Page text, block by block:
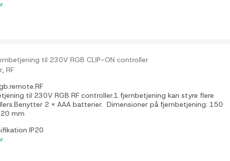
til 230V RGB CLIP-ON controller
RF
til 230V RGB RF controller.1 fjernbetjening kan styre flere
2 x AAA batterier. Dimensioner på fjernbetjening: 150
mm
IP20